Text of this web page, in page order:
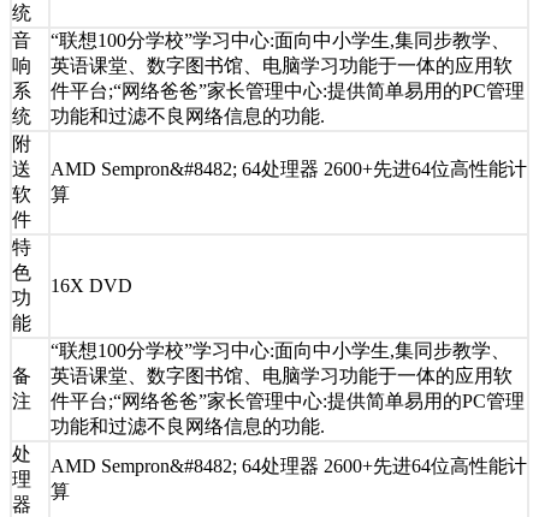
统
音
响
系
统
“联想100分学校”学习中心:面向中小学生,集同步教学、
英语课堂、数字图书馆、电脑学习功能于一体的应用软
件平台;“网络爸爸”家长管理中心:提供简单易用的PC管理
功能和过滤不良网络信息的功能.
附
送
软
件
AMD Sempron&#8482; 64处理器 2600+先进64位高性能计
算
特
色
功
能
16X DVD
备
注
“联想100分学校”学习中心:面向中小学生,集同步教学、
英语课堂、数字图书馆、电脑学习功能于一体的应用软
件平台;“网络爸爸”家长管理中心:提供简单易用的PC管理
功能和过滤不良网络信息的功能.
处
理
器
AMD Sempron&#8482; 64处理器 2600+先进64位高性能计
算